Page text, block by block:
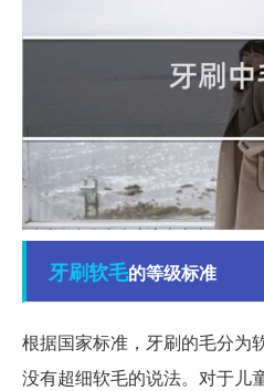
牙刷软毛的等级标准
根据国家标准，牙刷的毛分为
没有超细软毛的说法。对于儿